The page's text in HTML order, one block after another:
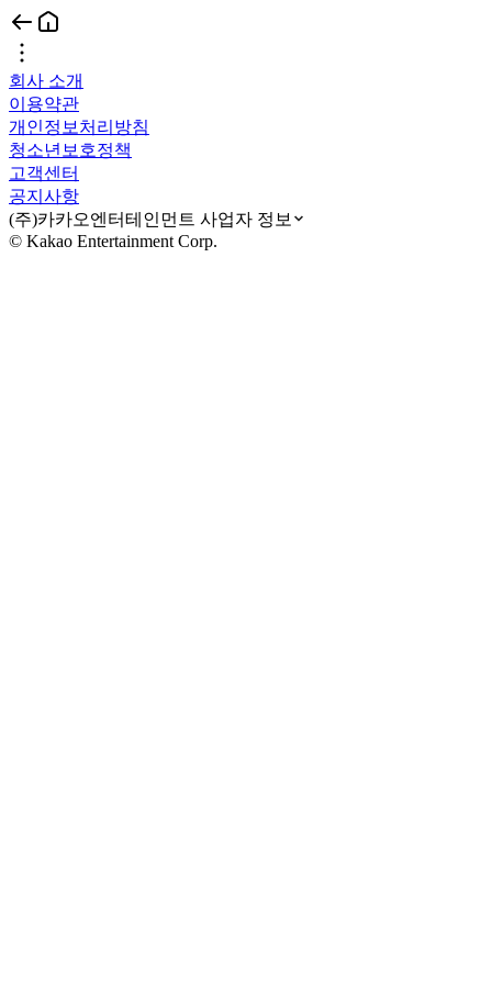
회사 소개
이용약관
개인정보처리방침
청소년보호정책
고객센터
공지사항
(주)카카오엔터테인먼트 사업자 정보
© Kakao Entertainment Corp.